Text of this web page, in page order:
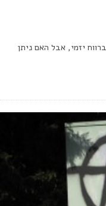
של תמ"א 38 יש צורך ברווח יזמי, אבל האם ניתן